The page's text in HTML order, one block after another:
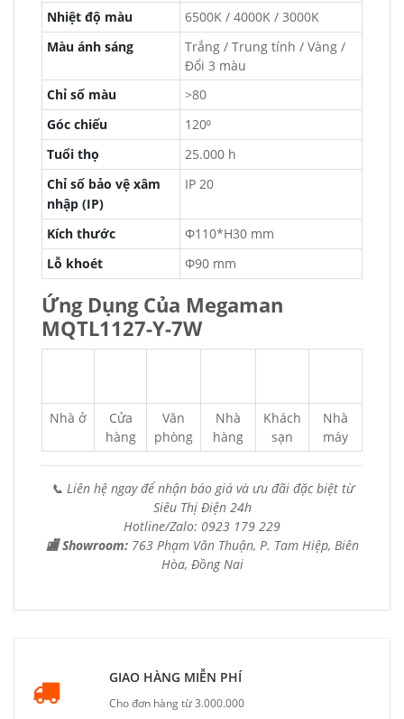
Nhiệt độ màu
6500K / 4000K / 3000K
Màu ánh sáng
Trắng / Trung tính / Vàng /
Đổi 3 màu
Chỉ số màu
>80
Góc chiếu
120⁰
Tuổi thọ
25.000 h
Chỉ số bảo vệ xâm
nhập (IP)
IP 20
Kích thước
Φ110*H30 mm
Lỗ khoét
Φ90 mm
Ứng Dụng Của Megaman
MQTL1127-Y-7W
Nhà ở
Cửa
hàng
Văn
phòng
Nhà
hàng
Khách
sạn
Nhà
máy
📞 Liên hệ ngay để nhận báo giá và ưu đãi đặc biệt từ
Siêu Thị Điện 24h
Hotline/Zalo: 0923 179 229
🏬 Showroom: 763 Phạm Văn Thuận, P. Tam Hiệp, Biên
Hòa, Đồng Nai
GIAO HÀNG MIỄN PHÍ
Cho đơn hàng từ 3.000.000